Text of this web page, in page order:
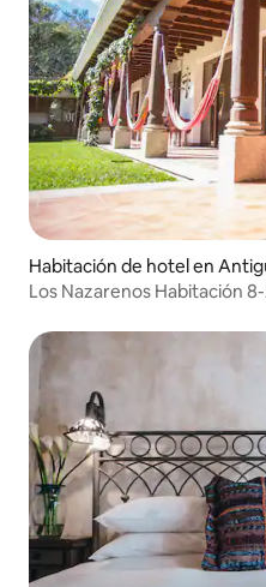
Habitación de hotel en
Los Nazarenos Habitación